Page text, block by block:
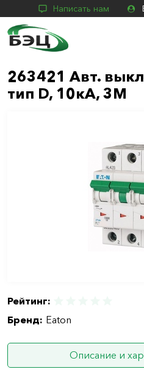
Написать нам
263421 Авт.
тип D, 10кА, 3М
Рейтинг:
Бренд: Eaton
Описание и